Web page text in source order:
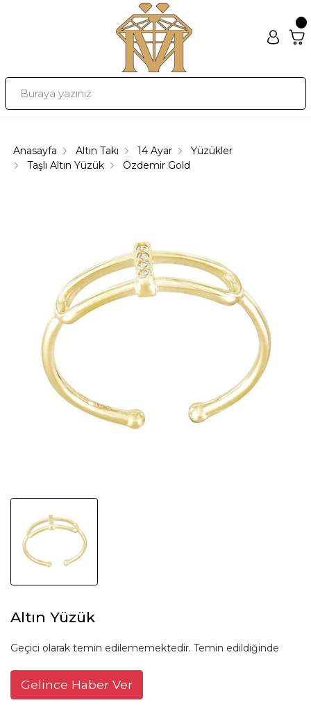
Anasayfa Altın Takı 14 Ayar
Yüzükler
Taşlı Altın Yüzük
Özdemir Gold
Altın Yüzük
Geçici olarak temin edilememektedir. Temin edildiğinde
Gelince Haber Ver